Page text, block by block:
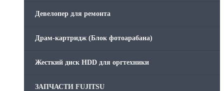
Скрепки для финишера
Средства для сервиса / Оборудование
Стяжки для кабеля
Девелопер для ремонта
Драм-картридж (Блок фотоарабана)
Жесткий диск HDD для оргтехники
ЗАПЧАСТИ FUJITSU